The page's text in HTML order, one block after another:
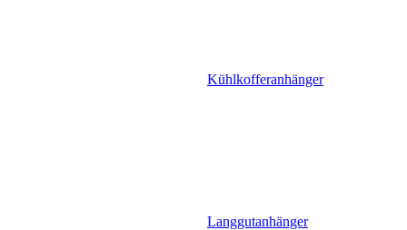
Kühlkofferanhänger
Langgutanhänger